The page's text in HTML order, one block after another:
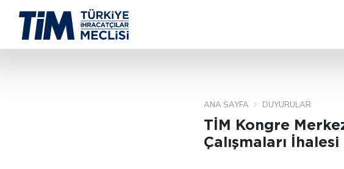
ANA SAYFA DUYURULAR
TİM Kongre
Çalışmaları İhalesi